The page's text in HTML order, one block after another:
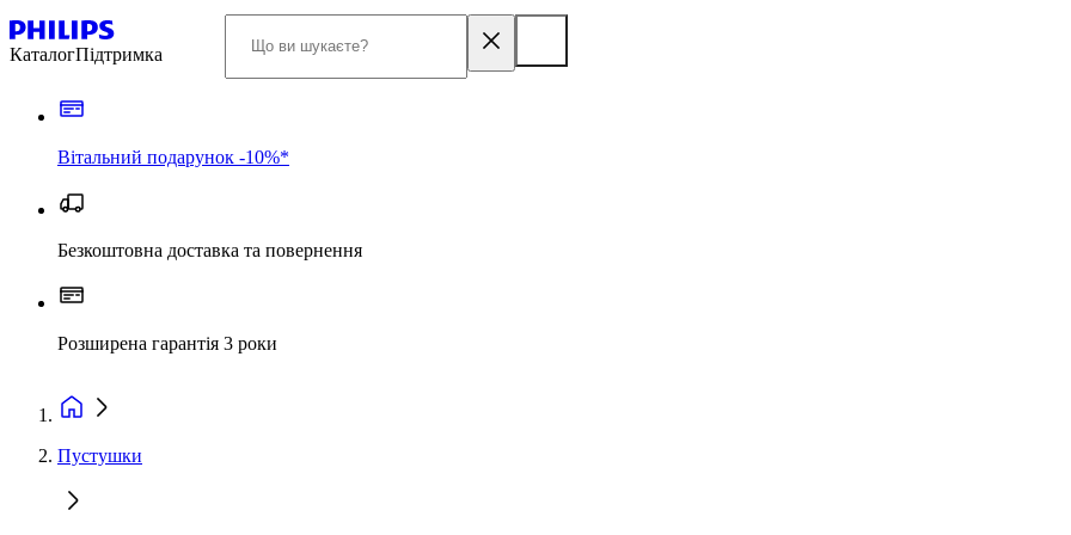
КаталогПідтримка
Вітальний подарунок -10%*
Безкоштовна доставка та повернення
Розширена гарантія 3 роки
Пустушки